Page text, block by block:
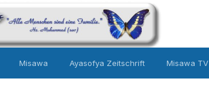
Misawa Ayasofya Zeitschrift Misawa TV